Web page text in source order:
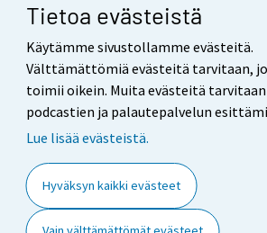
Tietoa evästeistä
Käytämme sivustollamme evästeitä.
Välttämättömiä evästeitä tarvitaan,
toimii oikein. Muita evästeitä tarvitaan
podcastien ja palautepalvelun
Lue lisää evästeistä.
Hyväksyn kaikki evästeet
Yhteystiedot
Palaute
Käyttöehdot
Saavutettavuus
Tietoa sivustosta